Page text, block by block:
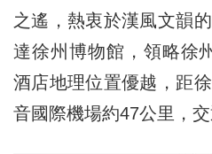
之遙，熱衷於漢風文韻
達徐州博物館，領略徐
酒店地理位置優越，距
音國際機場約47公里，交